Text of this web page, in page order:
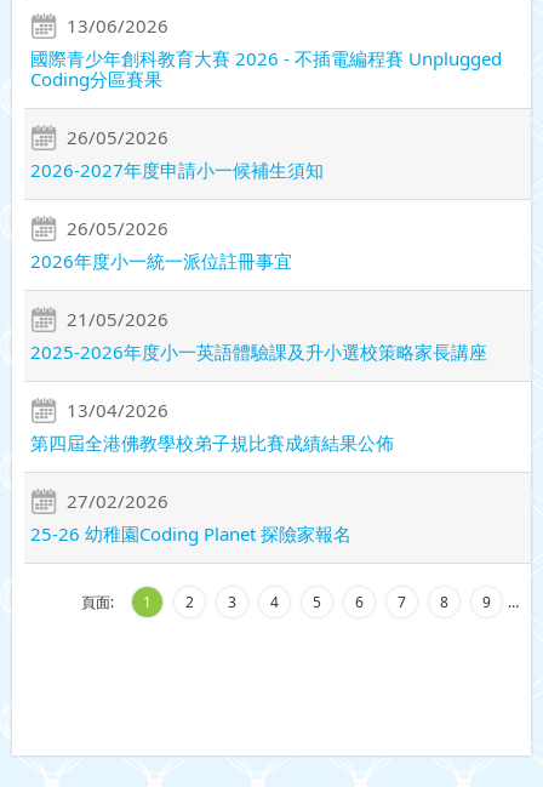
13/06/2026
國際青少年創科教育大賽 2026 - 不插電編程賽 Unplugged
Coding分區賽果
26/05/2026
2026-2027年度申請小一候補生須知
26/05/2026
2026年度小一統一派位註冊事宜
21/05/2026
2025-2026年度小一英語體驗課及升小選校策略家長講座
13/04/2026
第四屆全港佛教學校弟子規比賽成績結果公佈
27/02/2026
25-26 幼稚園Coding Planet 探險家報名
頁面: 1 2 3 4 5 6 7 8 9 …